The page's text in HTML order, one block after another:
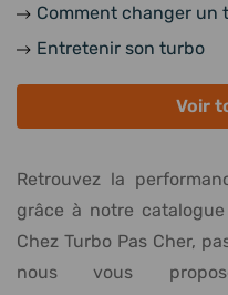
Comment changer un
Entretenir son turbo
Voir
Retrouvez la
grâce à notre
Chez Turbo Pas Cher,
nous vous